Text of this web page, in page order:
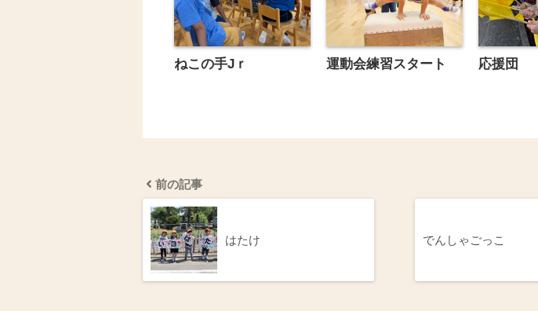
ねこの手Jｒ 運動会練習スタート 応援団
前の記事
はたけ でんしゃごっこ